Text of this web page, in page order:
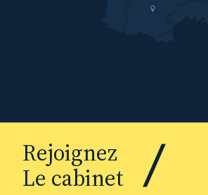
Rejoignez
Le cabinet